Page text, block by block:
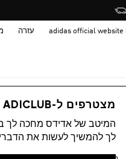
adidas official website עזרה
מצטרפים ל-ADICLUB ונהנים ממגוון הטבות
המיטב של אדידס מחכה לך
לך להמשיך לעשות את